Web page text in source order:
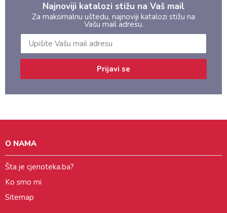
Najnoviji katalozi stižu na Vaš mail
Za maksimalnu uštedu, najnoviji katalozi stižu na
Vašu mail adresu.
Prijavi se
O NAMA
Šta je cjenoteka.ba?
Ko smo mi
Sitemap